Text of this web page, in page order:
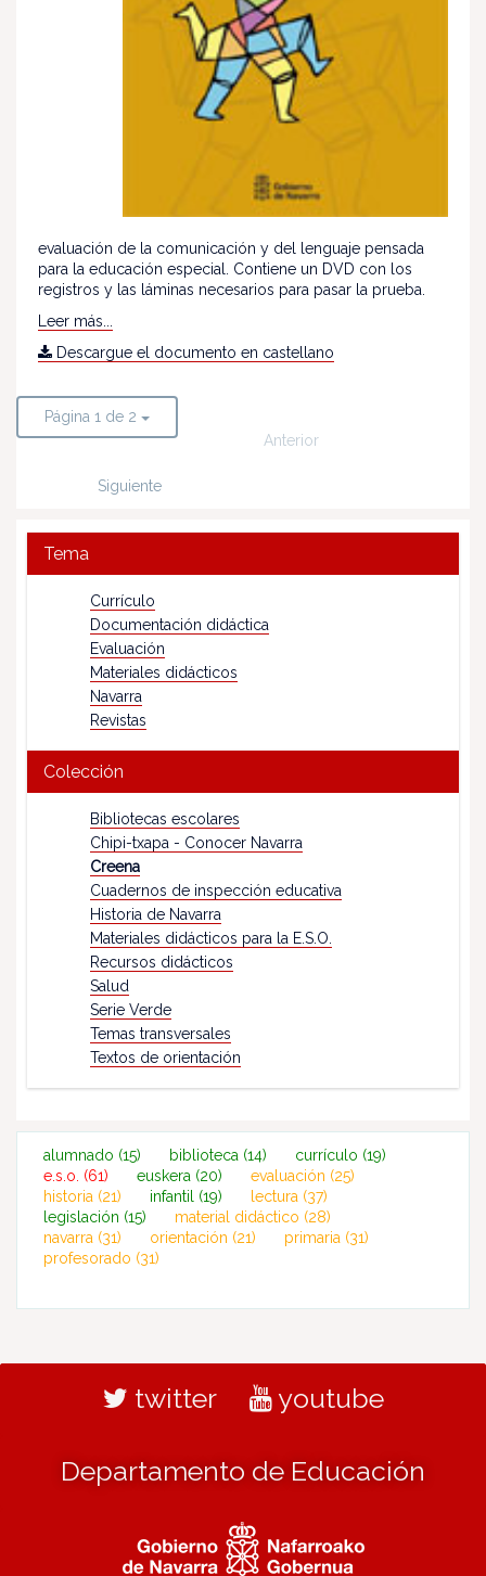
evaluación de la comunicación y del lenguaje pensada
para la educación especial. Contiene un DVD con los
registros y las láminas necesarios para pasar la prueba.
Leer más...
Descargue el documento en castellano
Página 1 de 2
Anterior
Siguiente
Tema
Currículo
Documentación didáctica
Evaluación
Materiales didácticos
Navarra
Revistas
Colección
Bibliotecas escolares
Chipi-txapa - Conocer Navarra
Creena
Cuadernos de inspección educativa
Historia de Navarra
Materiales didácticos para la E.S.O.
Recursos didácticos
Salud
Serie Verde
Temas transversales
Textos de orientación
alumnado (15) biblioteca (14) currículo (19)
e.s.o. (61) euskera (20) evaluación (25)
historia (21) infantil (19) lectura (37)
legislación (15) material didáctico (28)
navarra (31) orientación (21) primaria (31)
profesorado (31)
twitter youtube
Departamento de Educación